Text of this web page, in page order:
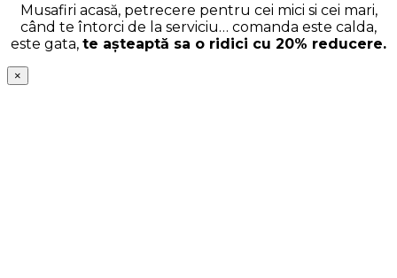
Musafiri acasă, petrecere pentru cei mici si cei mari,
când te întorci de la serviciu… comanda este calda,
este gata, te așteaptă sa o ridici cu 20% reducere.
×